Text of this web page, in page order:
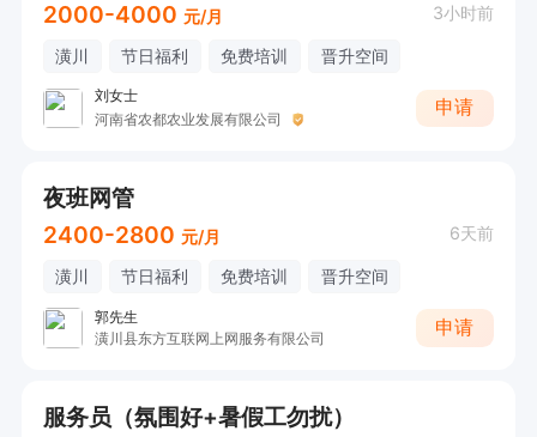
2000-4000 元/月 3小时前
潢川 节日福利 免费培训 晋升空间
刘女士
河南省农都农业发展有限公司
申请
夜班网管
2400-2800 元/月 6天前
潢川 节日福利 免费培训 晋升空间
郭先生
潢川县东方互联网上网服务有限公司
申请
服务员（氛围好+暑假工勿扰）